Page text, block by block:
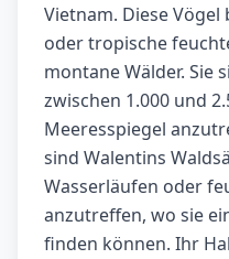
Vietnam. Diese
oder tropische
montane Wälder. Sie
zwischen 1.000 und
Meeresspiegel
sind Walentins
Wasserläufen oder
anzutreffen, wo sie
finden können. Ihr